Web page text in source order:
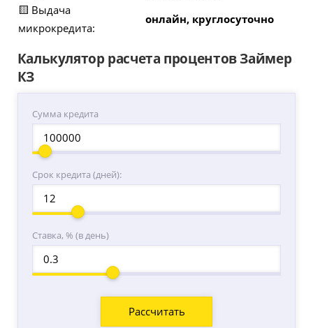
🟨 Выдача
микрокредита:
онлайн, круглосуточно
Калькулятор расчета процентов Займер
КЗ
Сумма кредита
Срок кредита (дней):
Ставка, % (в день)
Расcчитать